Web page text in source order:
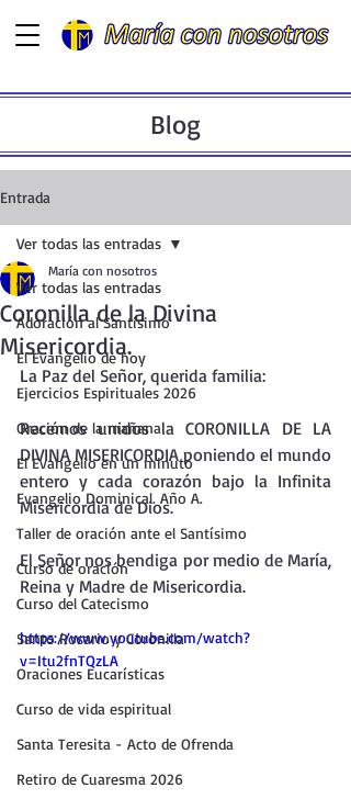
Blog
Entrada
Ver todas las entradas
Adoración al Santísimo
El Evangelio de hoy
Ejercicios Espirituales 2026
Oración de la mañana
El Evangelio en un minuto
Evangelio Dominical. Año A.
Taller de oración ante el Santísimo
Curso de oración
Curso del Catecismo
Santo Rosario y Coronilla
Oraciones Eucarísticas
Curso de vida espiritual
Santa Teresita - Acto de Ofrenda
Retiro de Cuaresma 2026
Ver todas las entradas
Coronilla de la Divina
Misericordia.
María con nosotros
La Paz del Señor, querida familia:
Recemos unidos la CORONILLA DE LA
DIVINA MISERICORDIA poniendo el mundo
entero y cada corazón bajo la Infinita
Misericordia de Dios.
El Señor nos bendiga por medio de María,
Reina y Madre de Misericordia.
https://www.youtube.com/watch?
v=Itu2fnTQzLA